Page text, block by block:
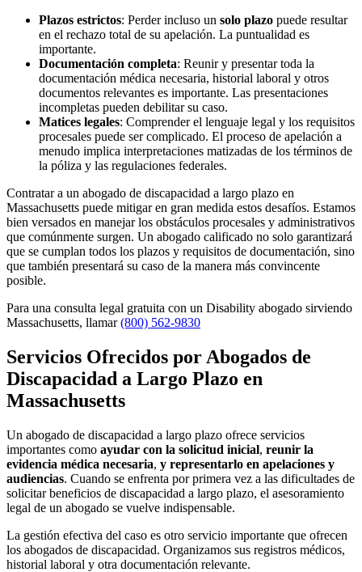
Plazos estrictos: Perder incluso un solo plazo puede resultar
en el rechazo total de su apelación. La puntualidad es
importante.
Documentación completa: Reunir y presentar toda la
documentación médica necesaria, historial laboral y otros
documentos relevantes es importante. Las presentaciones
incompletas pueden debilitar su caso.
Matices legales: Comprender el lenguaje legal y los requisitos
procesales puede ser complicado. El proceso de apelación a
menudo implica interpretaciones matizadas de los términos de
la póliza y las regulaciones federales.
Contratar a un abogado de discapacidad a largo plazo en
Massachusetts puede mitigar en gran medida estos desafíos. Estamos
bien versados en manejar los obstáculos procesales y administrativos
que comúnmente surgen. Un abogado calificado no solo garantizará
que se cumplan todos los plazos y requisitos de documentación, sino
que también presentará su caso de la manera más convincente
posible.
Para una consulta legal gratuita con un Disability abogado sirviendo
Massachusetts, llamar(800) 562-9830
Servicios Ofrecidos por Abogados de
Discapacidad a Largo Plazo en
Massachusetts
Un abogado de discapacidad a largo plazo ofrece servicios
importantes como ayudar con la solicitud inicial, reunir la
evidencia médica necesaria, y representarlo en apelaciones y
audiencias. Cuando se enfrenta por primera vez a las dificultades de
solicitar beneficios de discapacidad a largo plazo, el asesoramiento
legal de un abogado se vuelve indispensable.
La gestión efectiva del caso es otro servicio importante que ofrecen
los abogados de discapacidad. Organizamos sus registros médicos,
historial laboral y otra documentación relevante.